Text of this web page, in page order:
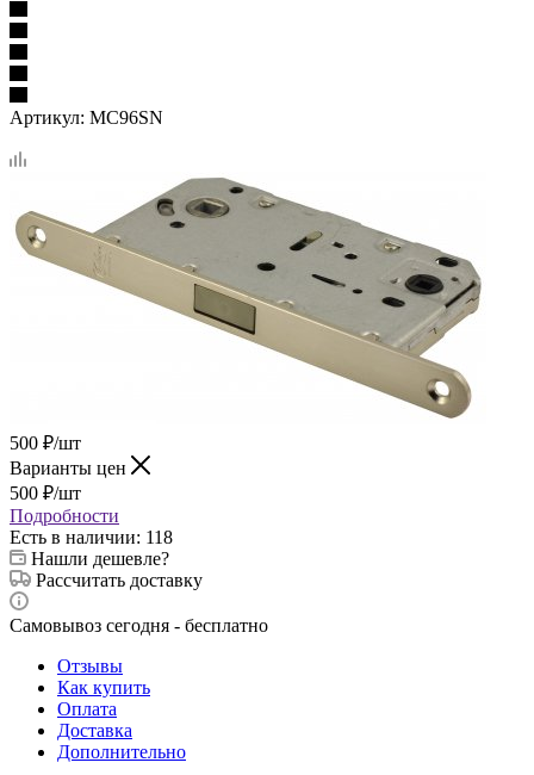
Артикул: MC96SN
500 ₽/шт
Варианты цен
500 ₽/шт
Подробности
Есть в наличии: 118
Нашли дешевле?
Рассчитать доставку
Самовывоз сегодня - бесплатно
Отзывы
Как купить
Оплата
Доставка
Дополнительно